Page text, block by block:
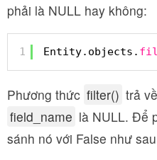
phải là NULL hay không:
1 Entity.objects.
Phương thức filter() trả
field_name là NULL. Để
sánh nó với False như